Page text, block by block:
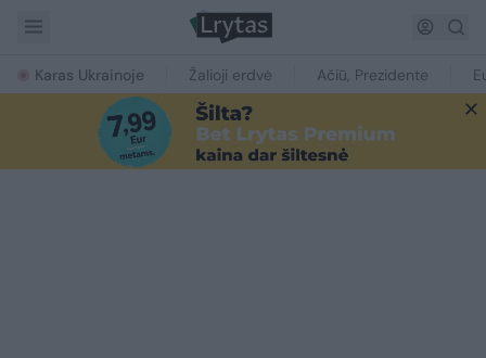
Karas Ukrainoje Žalioji erdvė Ačiū, Prezidente